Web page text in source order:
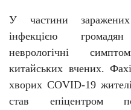
У частини
інфекцією
неврологічні
китайських вчених.
хворих COVID-19
став епіцентром